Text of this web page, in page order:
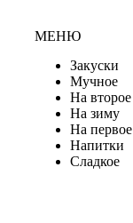
МЕНЮ
Закуски
Мучное
На второе
На зиму
На первое
Напитки
Сладкое